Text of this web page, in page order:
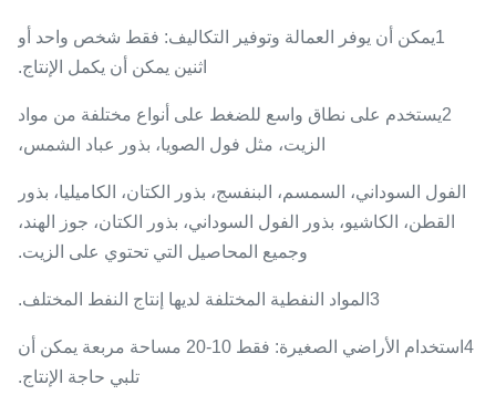
1يمكن أن يوفر العمالة وتوفير التكاليف: فقط شخص واحد أو
اثنين يمكن أن يكمل الإنتاج.
2يستخدم على نطاق واسع للضغط على أنواع مختلفة من مواد
الزيت، مثل فول الصويا، بذور عباد الشمس،
الفول السوداني، السمسم، البنفسج، بذور الكتان، الكاميليا، بذور
القطن، الكاشيو، بذور الفول السوداني، بذور الكتان، جوز الهند،
وجميع المحاصيل التي تحتوي على الزيت.
3المواد النفطية المختلفة لديها إنتاج النفط المختلف.
4استخدام الأراضي الصغيرة: فقط 10-20 مساحة مربعة يمكن أن
تلبي حاجة الإنتاج.